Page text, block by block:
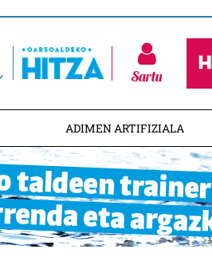
Sartu
ADIMEN ARTIFIZIALA